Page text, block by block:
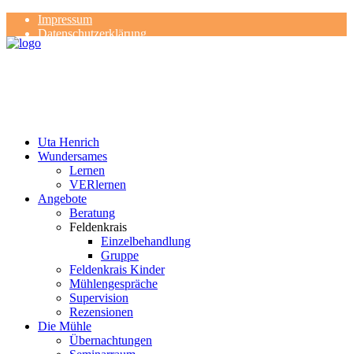
Impressum
Datenschutzerklärung
Kontakt
Uta Henrich
Wundersames
Lernen
VERlernen
Angebote
Beratung
Feldenkrais
Einzelbehandlung
Gruppe
Feldenkrais Kinder
Mühlengespräche
Supervision
Rezensionen
Die Mühle
Übernachtungen